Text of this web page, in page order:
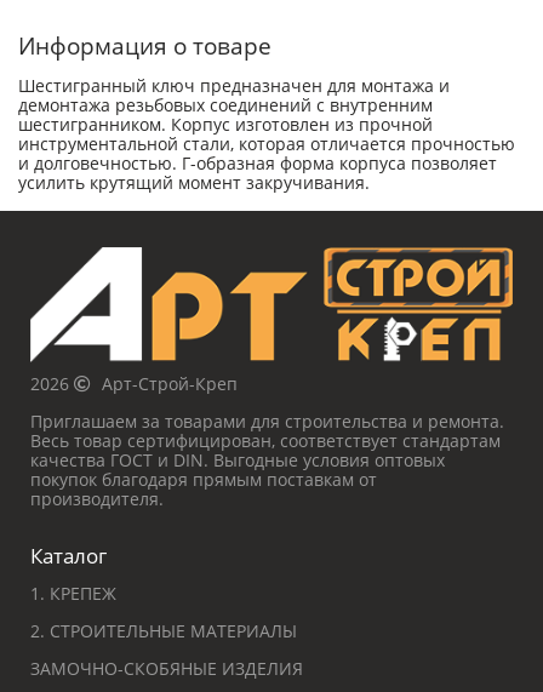
Информация о товаре
Шестигранный ключ предназначен для монтажа и
демонтажа резьбовых соединений с внутренним
шестигранником. Корпус изготовлен из прочной
инструментальной стали, которая отличается прочностью
и долговечностью. Г-образная форма корпуса позволяет
усилить крутящий момент закручивания.
2026
Арт-Строй-Креп
Приглашаем за товарами для строительства и ремонта.
Весь товар сертифицирован, соответствует стандартам
качества ГОСТ и DIN. Выгодные условия оптовых
покупок благодаря прямым поставкам от
производителя.
Каталог
1. КРЕПЕЖ
2. СТРОИТЕЛЬНЫЕ МАТЕРИАЛЫ
ЗАМОЧНО-СКОБЯНЫЕ ИЗДЕЛИЯ